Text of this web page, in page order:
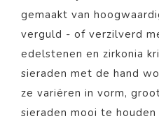
gemaakt van
verguld - of verzilverd
edelstenen en zirkonia
sieraden met de hand
ze variëren in vorm,
sieraden mooi te houden